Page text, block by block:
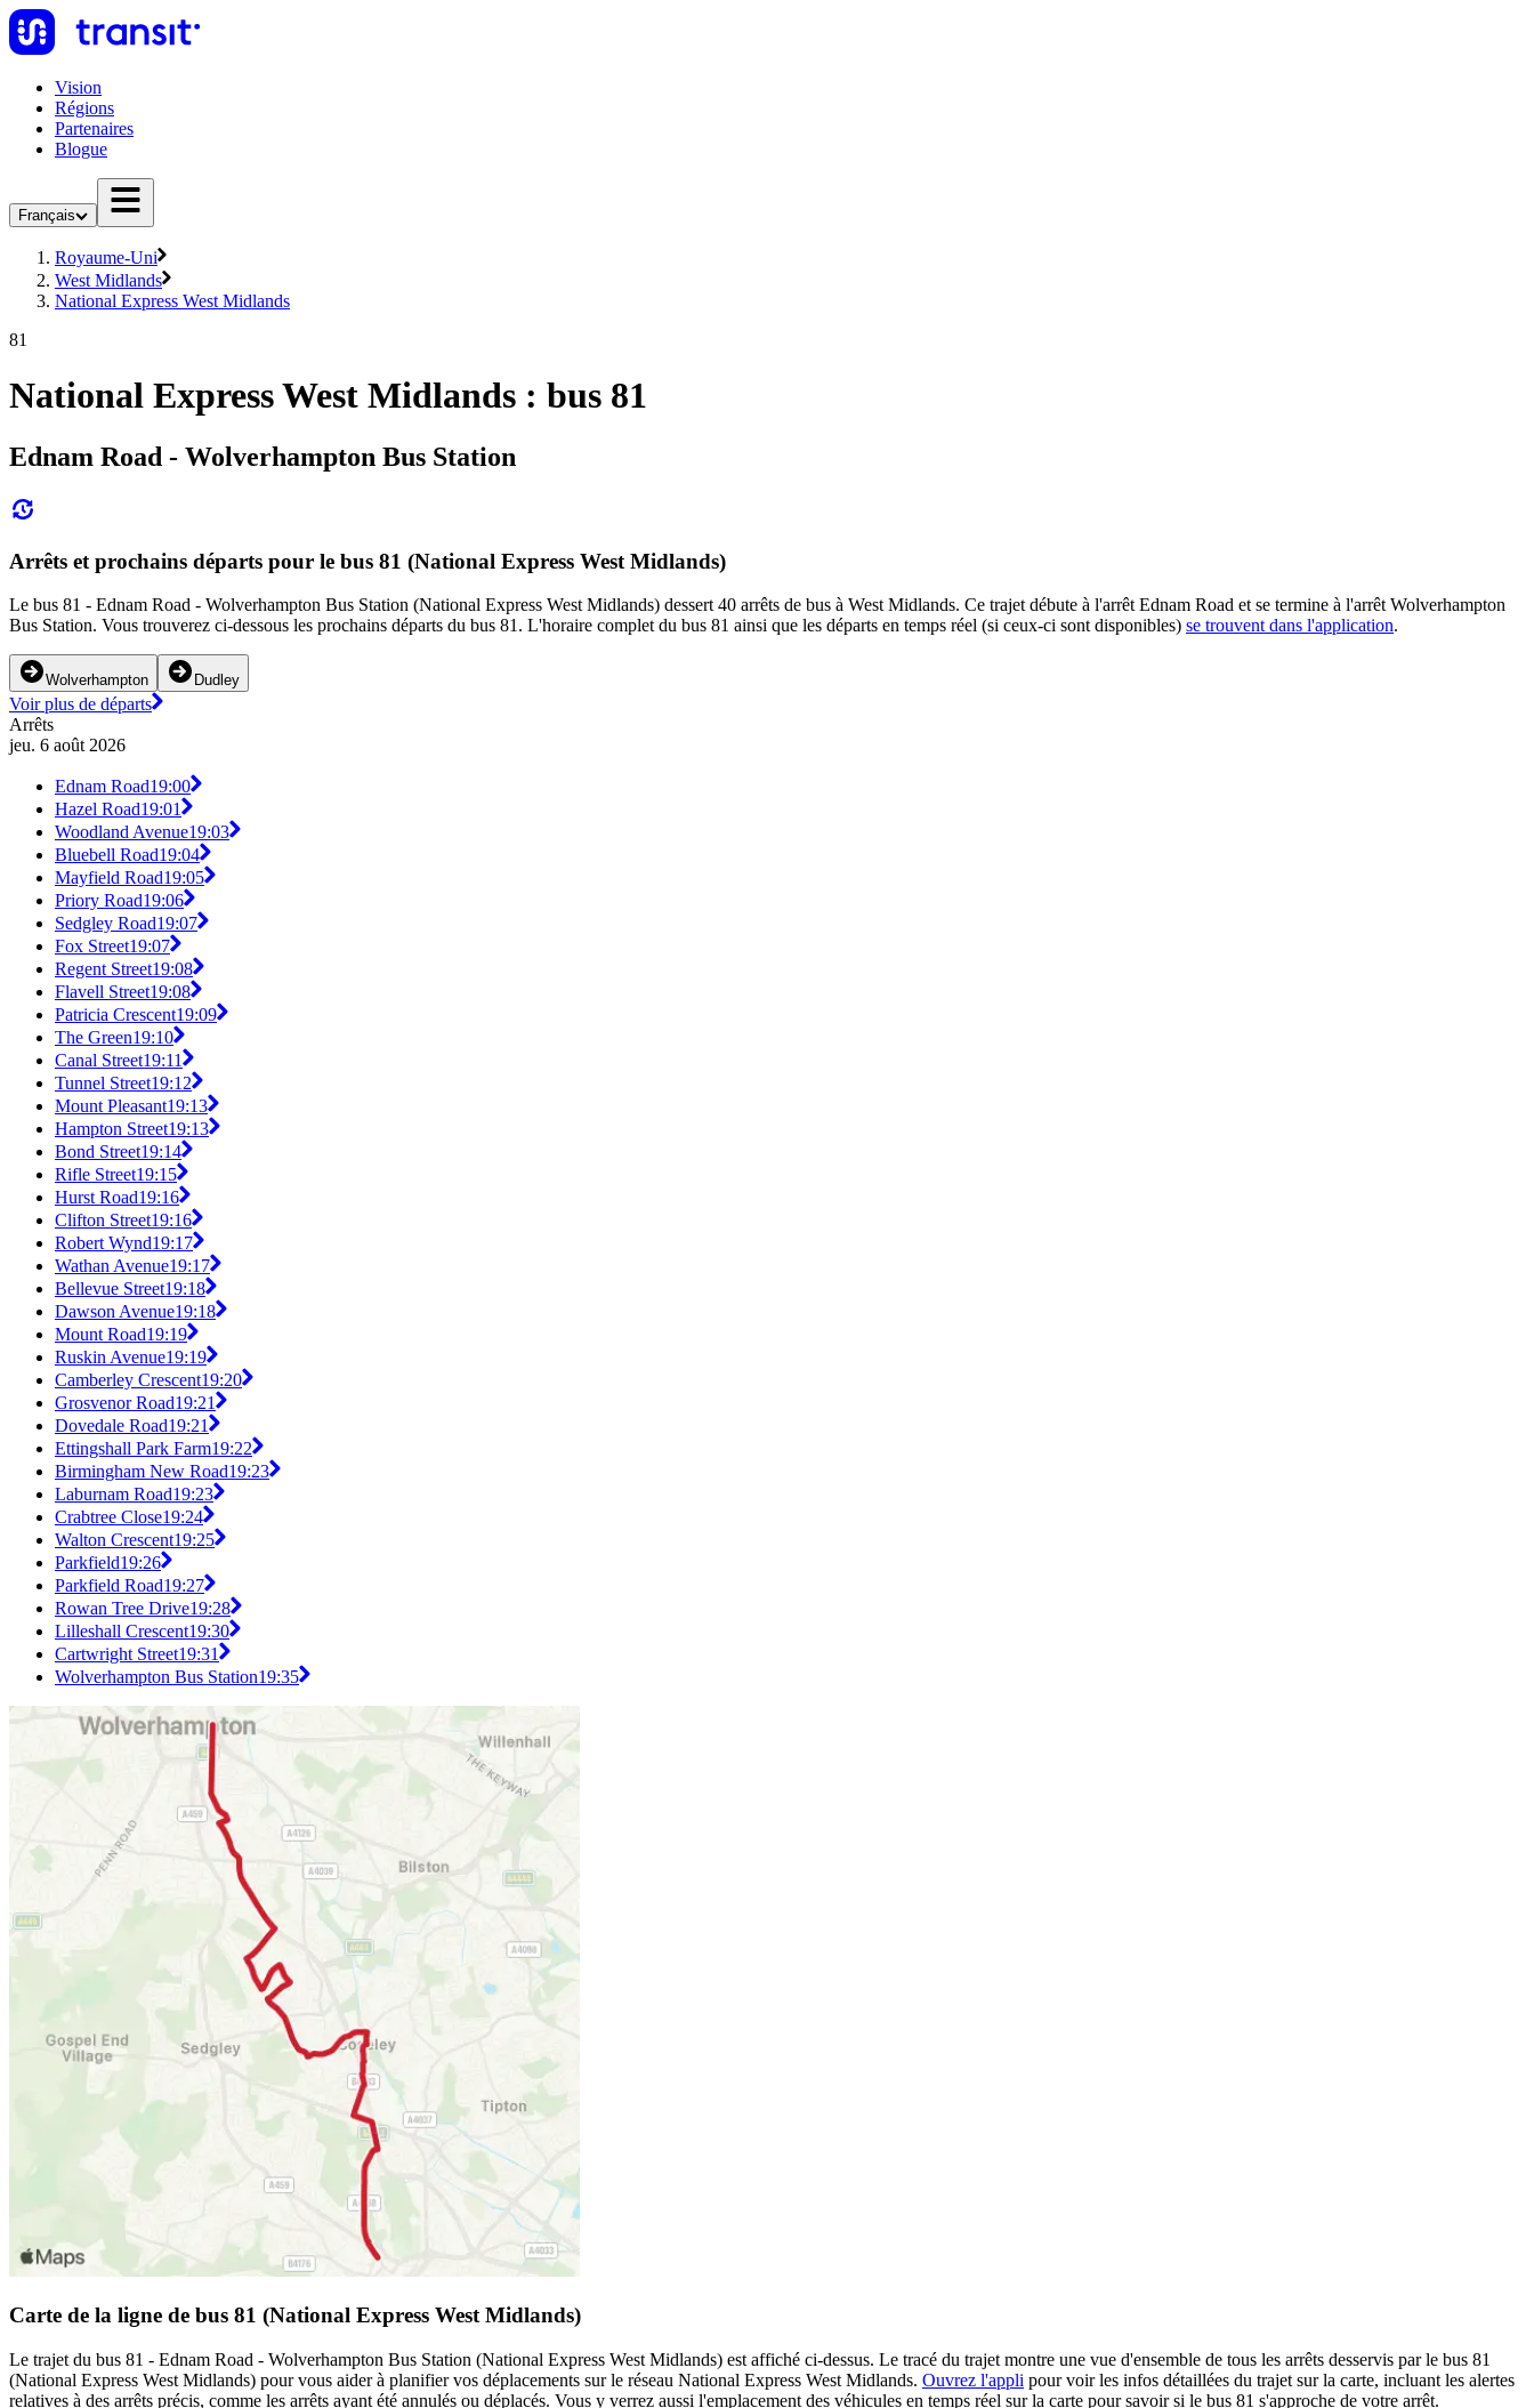
Vision
Régions
Partenaires
Blogue
Français
Royaume-Uni
West Midlands
National Express West Midlands
81
National Express West Midlands : bus 81
Ednam Road - Wolverhampton Bus Station
Arrêts et prochains départs pour le bus 81 (National Express West Midlands)
Le bus 81 - Ednam Road - Wolverhampton Bus Station (National Express West Midlands) dessert 40 arrêts de bus à West Midlands. Ce trajet débute à l'arrêt Ednam Road et se termine à l'arrêt Wolverhampton
Bus Station. Vous trouverez ci-dessous les prochains départs du bus 81. L'horaire complet du bus 81 ainsi que les départs en temps réel (si ceux-ci sont disponibles) se trouvent dans l'application.
Wolverhampton Dudley
Voir plus de départs
Arrêts
jeu. 6 août 2026
Ednam Road19:00
Hazel Road19:01
Woodland Avenue19:03
Bluebell Road19:04
Mayfield Road19:05
Priory Road19:06
Sedgley Road19:07
Fox Street19:07
Regent Street19:08
Flavell Street19:08
Patricia Crescent19:09
The Green19:10
Canal Street19:11
Tunnel Street19:12
Mount Pleasant19:13
Hampton Street19:13
Bond Street19:14
Rifle Street19:15
Hurst Road19:16
Clifton Street19:16
Robert Wynd19:17
Wathan Avenue19:17
Bellevue Street19:18
Dawson Avenue19:18
Mount Road19:19
Ruskin Avenue19:19
Camberley Crescent19:20
Grosvenor Road19:21
Dovedale Road19:21
Ettingshall Park Farm19:22
Birmingham New Road19:23
Laburnam Road19:23
Crabtree Close19:24
Walton Crescent19:25
Parkfield19:26
Parkfield Road19:27
Rowan Tree Drive19:28
Lilleshall Crescent19:30
Cartwright Street19:31
Wolverhampton Bus Station19:35
Carte de la ligne de bus 81 (National Express West Midlands)
Le trajet du bus 81 - Ednam Road - Wolverhampton Bus Station (National Express West Midlands) est affiché ci-dessus. Le tracé du trajet montre une vue d'ensemble de tous les arrêts desservis par le bus 81
(National Express West Midlands) pour vous aider à planifier vos déplacements sur le réseau National Express West Midlands. Ouvrez l'appli pour voir les infos détaillées du trajet sur la carte, incluant les alertes
relatives à des arrêts précis, comme les arrêts ayant été annulés ou déplacés. Vous y verrez aussi l'emplacement des véhicules en temps réel sur la carte pour savoir si le bus 81 s'approche de votre arrêt.